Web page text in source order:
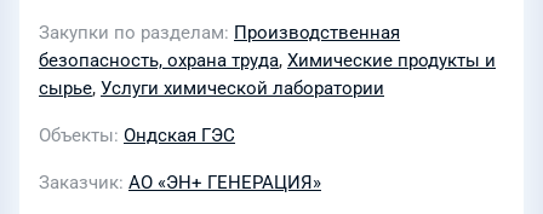
труда на территории Ондской ГЭС
Закупки по разделам Производственная
безопасность, охрана труда, Химические продукты и
сырье, Услуги химической лаборатории
Объекты Ондская ГЭС
Заказчик АО «ЭН+ ГЕНЕРАЦИЯ»